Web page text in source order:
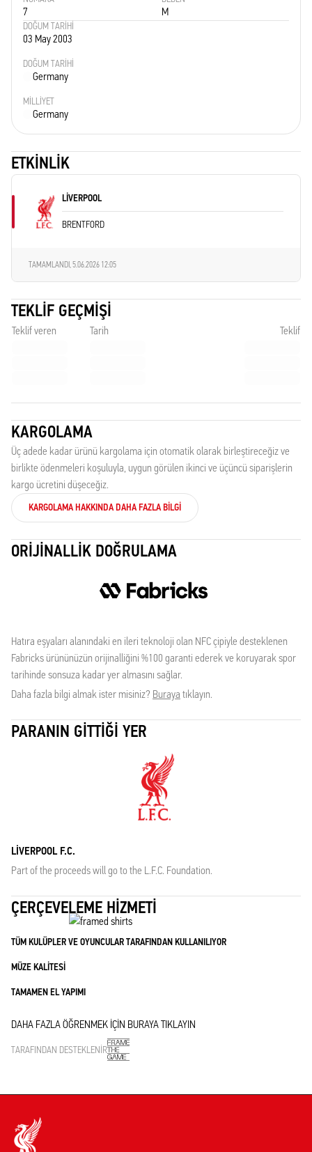
7 M
DOĞUM TARIHI
03 May 2003
DOĞUM TARIHI
Germany
MILLIYET
Germany
ETKINLIK
LIVERPOOL
BRENTFORD
TAMAMLANDI,5.06.2026 12:05
TEKLIF GEÇMIŞI
Teklif veren Tarih Teklif
KARGOLAMA
Üç adede kadar ürünü kargolama için otomatik olarak birleştireceğiz ve
birlikte ödenmeleri koşuluyla, uygun görülen ikinci ve üçüncü siparişlerin
kargo ücretini düşeceğiz.
KARGOLAMA HAKKINDA DAHA FAZLA BILGI
ORIJINALLIK DOĞRULAMA
Hatıra eşyaları alanındaki en ileri teknoloji olan NFC çipiyle desteklenen
Fabricks ürününüzün orijinalliğini %100 garanti ederek ve koruyarak spor
tarihinde sonsuza kadar yer almasını sağlar.
Daha fazla bilgi almak ister misiniz? Buraya tıklayın.
PARANIN GITTIĞI YER
LIVERPOOL F.C.
Part of the proceeds will go to the L.F.C. Foundation.
ÇERÇEVELEME HIZMETI
TÜM KULÜPLER VE OYUNCULAR TARAFINDAN KULLANILIYOR
MÜZE KALITESI
TAMAMEN EL YAPIMI
DAHA FAZLA ÖĞRENMEK IÇIN BURAYA TIKLAYIN
TARAFINDAN DESTEKLENIR